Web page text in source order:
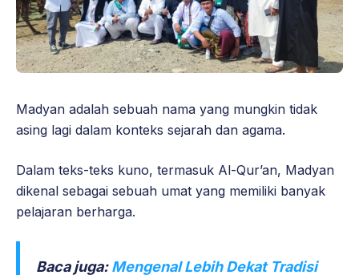
Madyan adalah sebuah nama yang mungkin tidak
asing lagi dalam konteks sejarah dan agama.
Dalam teks-teks kuno, termasuk Al-Qur’an, Madyan
dikenal sebagai sebuah umat yang memiliki banyak
pelajaran berharga.
Baca juga:Mengenal Lebih Dekat Tradisi